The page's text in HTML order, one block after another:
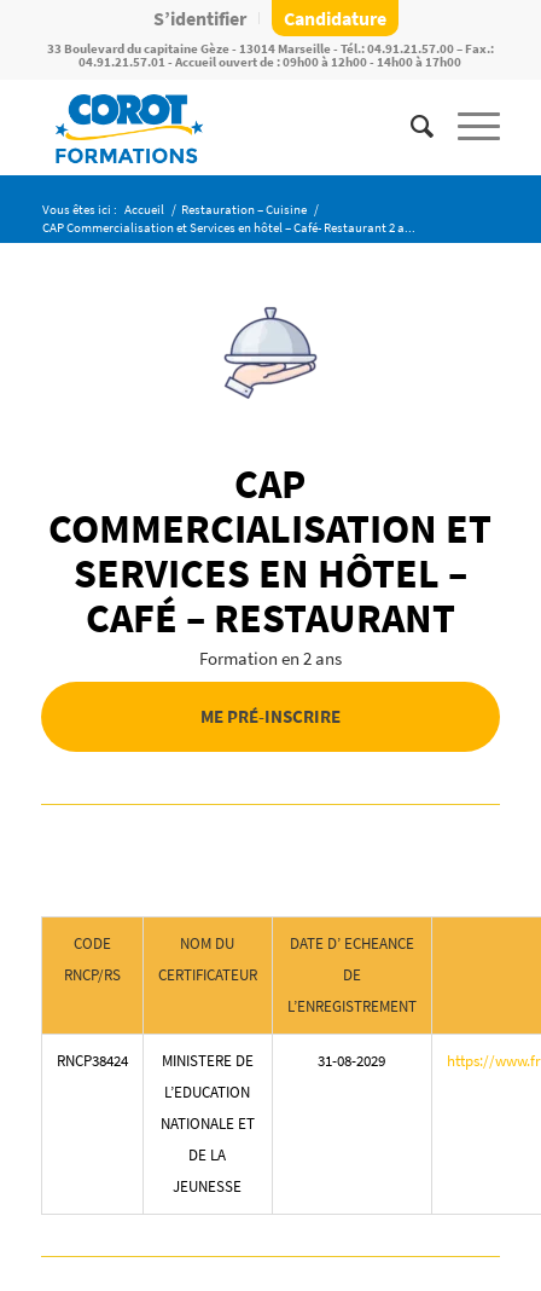
S’identifier Candidature
33 Boulevard du capitaine Gèze - 13014 Marseille - Tél.: 04.91.21.57.00 – Fax.:
04.91.21.57.01 - Accueil ouvert de : 09h00 à 12h00 - 14h00 à 17h00
Vous êtes ici : Accueil / Restauration – Cuisine /
CAP Commercialisation et Services en hôtel – Café- Restaurant 2 a...
CAP
COMMERCIALISATION ET
SERVICES EN HÔTEL –
CAFÉ – RESTAURANT
Formation en 2 ans
ME PRÉ-INSCRIRE
CODE
RNCP/RS
NOM DU
CERTIFICATEUR
DATE D’ ECHEANCE
DE
L’ENREGISTREMENT
RNCP38424
MINISTERE DE
L’EDUCATION
NATIONALE ET
DE LA
JEUNESSE
31-08-2029 https://